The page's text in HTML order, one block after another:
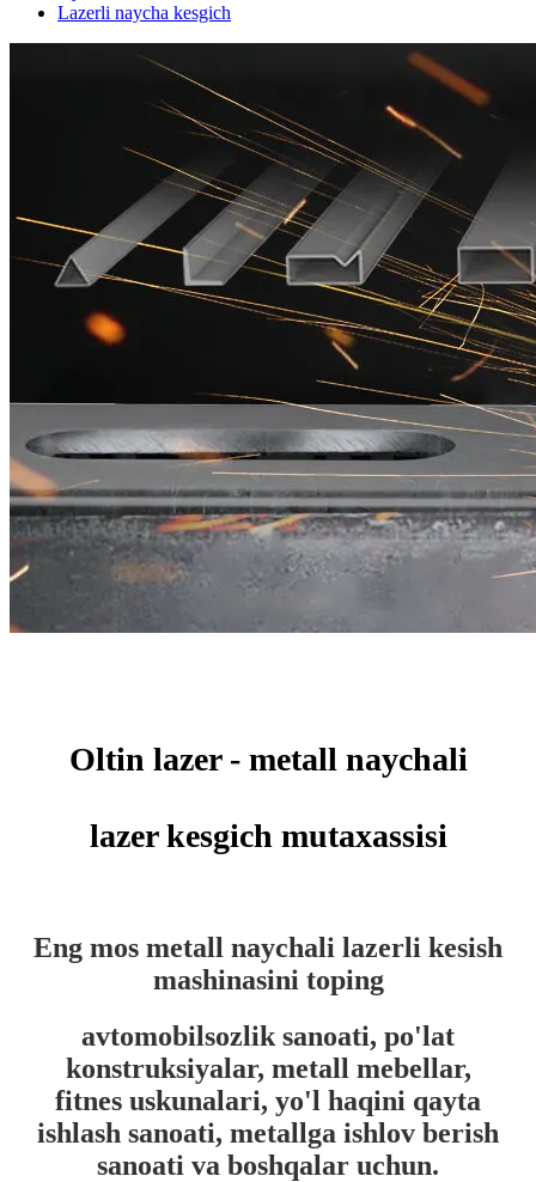
Lazerli naycha kesgich
Oltin lazer - metall naychali
lazer kesgich mutaxassisi
Eng mos metall naychali lazerli kesish
mashinasini toping
avtomobilsozlik sanoati, po'lat
konstruksiyalar, metall mebellar,
fitnes uskunalari, yo'l haqini qayta
ishlash sanoati, metallga ishlov berish
sanoati va boshqalar uchun.